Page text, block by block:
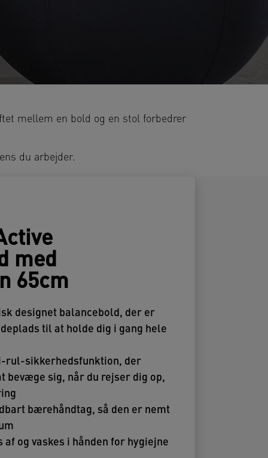
mellem en bold og en stol forbedrer
du arbejder.
med
65cm
designet balancebold, der er
til at holde dig i gang hele
rul-sikkerhedsfunktion, der
bevæge sig, når du rejser dig op,
bærehåndtag, så den er nemt
og vaskes i hånden for hygiejne